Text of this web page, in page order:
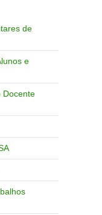
de
e
Docente